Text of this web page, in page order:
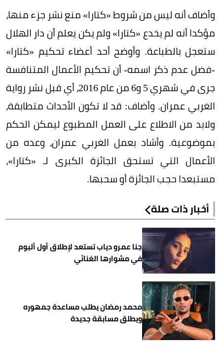
وأضاف أنه ليس من شروط «كتارا» منع نشر جزء منها،
مؤكدا أنه لم يخدع «كتارا» ولم يكن يعلم أن دار الهلال
ستعجل بالطباعة. وأوضح أحد أعضاء تحكيم «كتارا»
-فضل عدم ذكر اسمه- أن تحكيم الأعمال المتنافسة
جرى في شهري 5 و6 من عام 2016، أي قبل نشر رواية
الغربي عمران. وأضاف: قد لا تكون الأحداث متطابقة،
ولابد من الاطلاع على العمل المطبوع ليمكن الحكم
بموضوعية. وأشاد بعمل الغربي عمران، وعده من
الأعمال التي تستحق الجائزة الكبرى لـ «كتارا»،
مستبعدا حجب الجائزة أو سحبها.
أخبار ذات صلة
جنا عمرو دياب تستعد لإطلاق أول ألبوم
في مشوارها الغنائي
محمد رمضان يطلب مساعدة جمهوره
ويطلق مسابقة جديدة